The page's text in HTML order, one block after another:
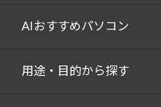
AIおすすめパソコン
用途・目的から探す